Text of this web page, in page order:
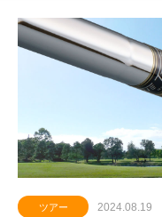
ツアー 2024.08.19